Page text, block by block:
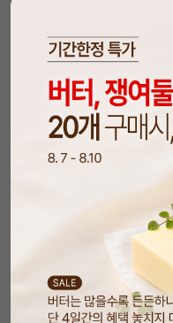
담기
1300S 전자동 에스프레소 커피